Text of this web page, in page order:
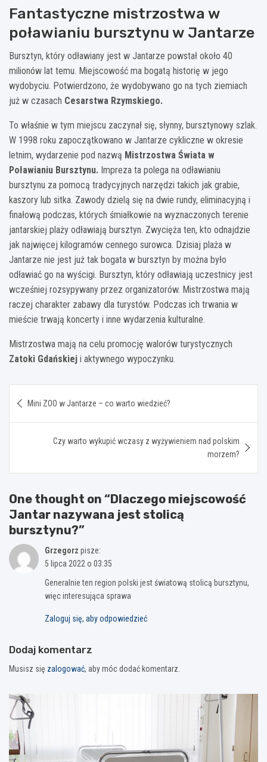
Fantastyczne mistrzostwa w
poławianiu bursztynu w Jantarze
Bursztyn, który odławiany jest w Jantarze powstał około 40
milionów lat temu. Miejscowość ma bogatą historię w jego
wydobyciu. Potwierdzono, że wydobywano go na tych ziemiach
już w czasach Cesarstwa Rzymskiego.
To właśnie w tym miejscu zaczynał się, słynny, bursztynowy szlak.
W 1998 roku zapoczątkowano w Jantarze cykliczne w okresie
letnim, wydarzenie pod nazwą Mistrzostwa Świata w
Poławianiu Bursztynu. Impreza ta polega na odławianiu
bursztynu za pomocą tradycyjnych narzędzi takich jak grabie,
kaszory lub sitka. Zawody dzielą się na dwie rundy, eliminacyjną i
finałową podczas, których śmiałkowie na wyznaczonych terenie
jantarskiej plaży odławiają bursztyn. Zwycięża ten, kto odnajdzie
jak najwięcej kilogramów cennego surowca. Dzisiaj plaża w
Jantarze nie jest już tak bogata w bursztyn by można było
odławiać go na wyścigi. Bursztyn, który odławiają uczestnicy jest
wcześniej rozsypywany przez organizatorów. Mistrzostwa mają
raczej charakter zabawy dla turystów. Podczas ich trwania w
mieście trwają koncerty i inne wydarzenia kulturalne.
Mistrzostwa mają na celu promocję walorów turystycznych
Zatoki Gdańskiej i aktywnego wypoczynku.
wpisu
Mini ZOO w Jantarze – co warto wiedzieć?
Czy warto wykupić wczasy z wyżywieniem nad polskim
morzem?
One thought on “Dlaczego miejscowość
Jantar nazywana jest stolicą
bursztynu?”
Grzegorz pisze:
5 lipca 2022 o 03:35
Generalnie ten region polski jest światową stolicą bursztynu,
więc interesująca sprawa
Zaloguj się, aby odpowiedzieć
Dodaj komentarz
Musisz się zalogować, aby móc dodać komentarz.